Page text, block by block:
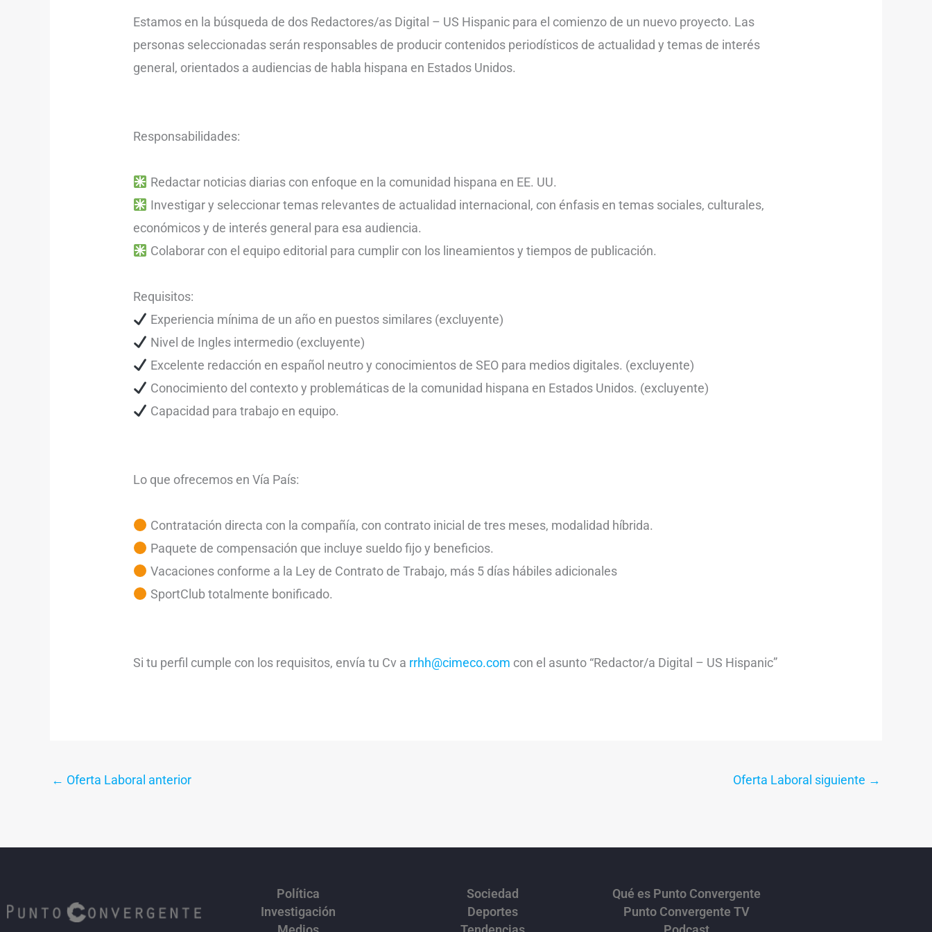
Estamos en la búsqueda de dos Redactores/as Digital – US Hispanic para el comienzo de un nuevo proyecto. Las
personas seleccionadas serán responsables de producir contenidos periodísticos de actualidad y temas de interés
general, orientados a audiencias de habla hispana en Estados Unidos.
Responsabilidades:
Redactar noticias diarias con enfoque en la comunidad hispana en EE. UU.
Investigar y seleccionar temas relevantes de actualidad internacional, con énfasis en temas sociales, culturales,
económicos y de interés general para esa audiencia.
Colaborar con el equipo editorial para cumplir con los lineamientos y tiempos de publicación.
Requisitos:
Experiencia mínima de un año en puestos similares (excluyente)
Nivel de Ingles intermedio (excluyente)
Excelente redacción en español neutro y conocimientos de SEO para medios digitales. (excluyente)
Conocimiento del contexto y problemáticas de la comunidad hispana en Estados Unidos. (excluyente)
Capacidad para trabajo en equipo.
Lo que ofrecemos en Vía País:
Contratación directa con la compañía, con contrato inicial de tres meses, modalidad híbrida.
Paquete de compensación que incluye sueldo fijo y beneficios.
Vacaciones conforme a la Ley de Contrato de Trabajo, más 5 días hábiles adicionales
SportClub totalmente bonificado.
Si tu perfil cumple con los requisitos, envía tu Cv a rrhh@cimeco.com con el asunto “Redactor/a Digital – US Hispanic”
← Oferta Laboral anterior Oferta Laboral siguiente →
Política
Investigación
Sociedad
Deportes
Qué es Punto Convergente
Punto Convergente TV